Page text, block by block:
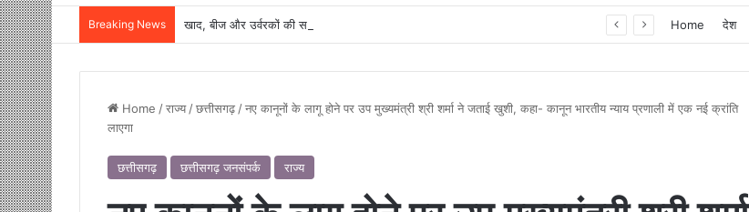
Breaking News Home देश
Home /राज्य /छत्तीसगढ़ /नए कानूनों के लागू होने पर उप मुख्यमंत्री श्री शर्मा ने जताई खुशी, कहा- कानून भारतीय न्याय प्रणाली में एक नई क्रांति
लाएगा
छत्तीसगढ़ छत्तीसगढ़ जनसंपर्क राज्य